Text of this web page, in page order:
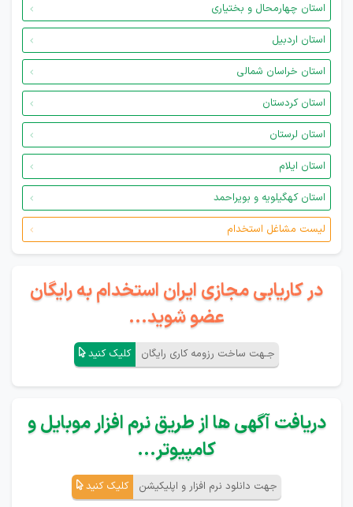
استان چهارمحال و بختیاری
استان اردبیل
استان خراسان شمالی
استان کردستان
استان لرستان
استان ایلام
استان کهگیلویه و بویراحمد
لیست مشاغل استخدام
در کاریابی مجازی ایران استخدام به رایگان
عضو شوید...
جـهت ساخت رزومه کاری رایگان کلیک کنید
دریافت آگهی ها از طریق نرم افزار موبایل و
کامپیوتر...
جهت دانلود نرم افزار و اپلیکیشن کلیک کنید